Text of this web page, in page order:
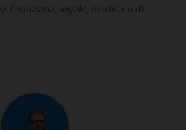
finanziaria, legale, medica o di